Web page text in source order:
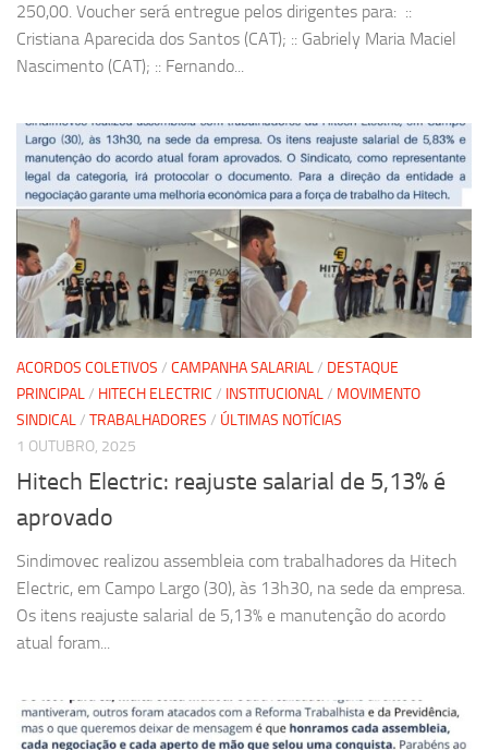
250,00. Voucher será entregue pelos dirigentes para: ::
Cristiana Aparecida dos Santos (CAT); :: Gabriely Maria Maciel
Nascimento (CAT); :: Fernando...
ACORDOS COLETIVOS / CAMPANHA SALARIAL/ DESTAQUE
PRINCIPAL/ HITECH ELECTRIC / INSTITUCIONAL/ MOVIMENTO
SINDICAL/ TRABALHADORES / ÚLTIMAS NOTÍCIAS
1 OUTUBRO, 2025
Hitech Electric: reajuste salarial de 5,13% é
aprovado
Sindimovec realizou assembleia com trabalhadores da Hitech
Electric, em Campo Largo (30), às 13h30, na sede da empresa.
Os itens reajuste salarial de 5,13% e manutenção do acordo
atual foram...